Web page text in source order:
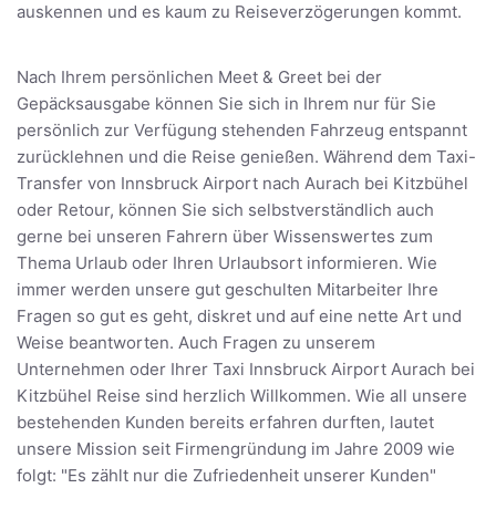
auskennen und es kaum zu Reiseverzögerungen kommt.
Nach Ihrem persönlichen Meet & Greet bei der
Gepäcksausgabe können Sie sich in Ihrem nur für Sie
persönlich zur Verfügung stehenden Fahrzeug entspannt
zurücklehnen und die Reise genießen. Während dem Taxi-
Transfer von Innsbruck Airport nach Aurach bei Kitzbühel
oder Retour, können Sie sich selbstverständlich auch
gerne bei unseren Fahrern über Wissenswertes zum
Thema Urlaub oder Ihren Urlaubsort informieren. Wie
immer werden unsere gut geschulten Mitarbeiter Ihre
Fragen so gut es geht, diskret und auf eine nette Art und
Weise beantworten. Auch Fragen zu unserem
Unternehmen oder Ihrer Taxi Innsbruck Airport Aurach bei
Kitzbühel Reise sind herzlich Willkommen. Wie all unsere
bestehenden Kunden bereits erfahren durften, lautet
unsere Mission seit Firmengründung im Jahre 2009 wie
folgt: "Es zählt nur die Zufriedenheit unserer Kunden"